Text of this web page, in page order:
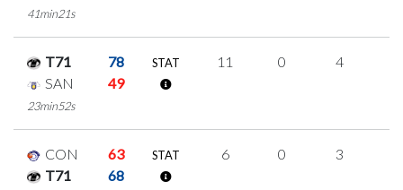
41min21s
T71
78
SAN
49
23min52s
STAT 11 0 4
CON
63
T71
68
STAT 6 0 3